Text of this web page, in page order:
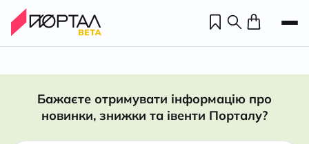
Бажаєте отримувати інформацію про
новинки, знижки та івенти Порталу?